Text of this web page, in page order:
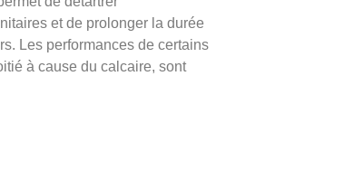
et de prolonger la durée
Les performances de certains
à cause du calcaire, sont